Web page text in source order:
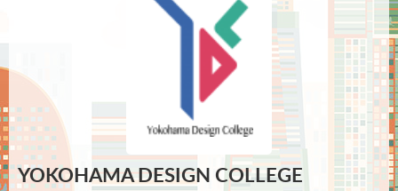
YOKOHAMA DESIGN COLLEGE